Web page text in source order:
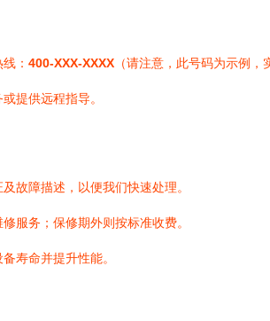
： 400-XXX-XXXX （请注意，此号码为示例
提供远程指导。
故障描述，以便我们快速处理。
服务；保修期外则按标准收费。
寿命并提升性能。